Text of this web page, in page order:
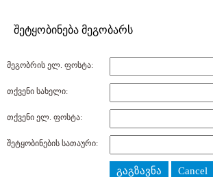
შეტყობინება მეგობარს
მეგობრის ელ. ფოსტა:
თქვენი სახელი:
თქვენი ელ. ფოსტა:
შეტყობინების სათაური:
გაგზავნა Cancel